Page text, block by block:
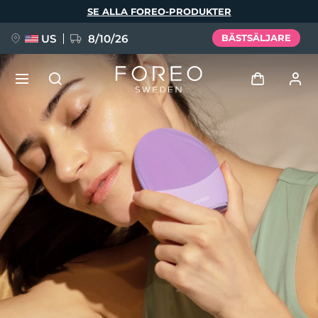
SE ALLA FOREO-PRODUKTER
US 8/10/26 BÄSTSÄLJARE
Användarprofil
Mina enheter
Mina beställningar
Mina adresser
Mina prenumerationer
NYHET
FAQ™ Pure Beauty-Tech Elixir
BREAKING NEWS
issa™ Teeth Whitening Set
Språk
English Deutsch
Español
Français
Italiano
Português
Svenska
Русский
Türkçe
简体中文 繁體中文